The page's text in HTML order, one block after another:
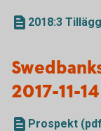
2018:3
2017-11-14
Prospekt